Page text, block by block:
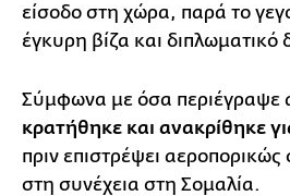
είσοδο στη χώρα, παρά το
έγκυρη βίζα και διπλωματικό
Σύμφωνα με όσα περιέγραψε
κρατήθηκε και ανακρίθηκε
πριν επιστρέψει αεροπορικώς
στη συνέχεια στη Σομαλία.